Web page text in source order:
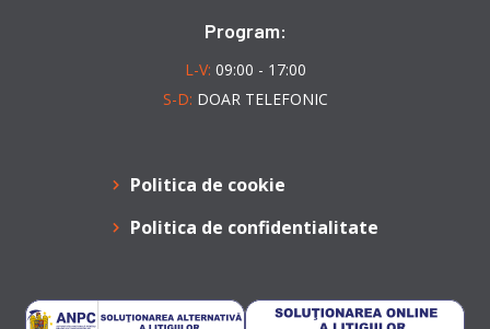
Program:
L-V: 09:00 - 17:00
S-D: DOAR TELEFONIC
Politica de cookie
Politica de confidentialitate